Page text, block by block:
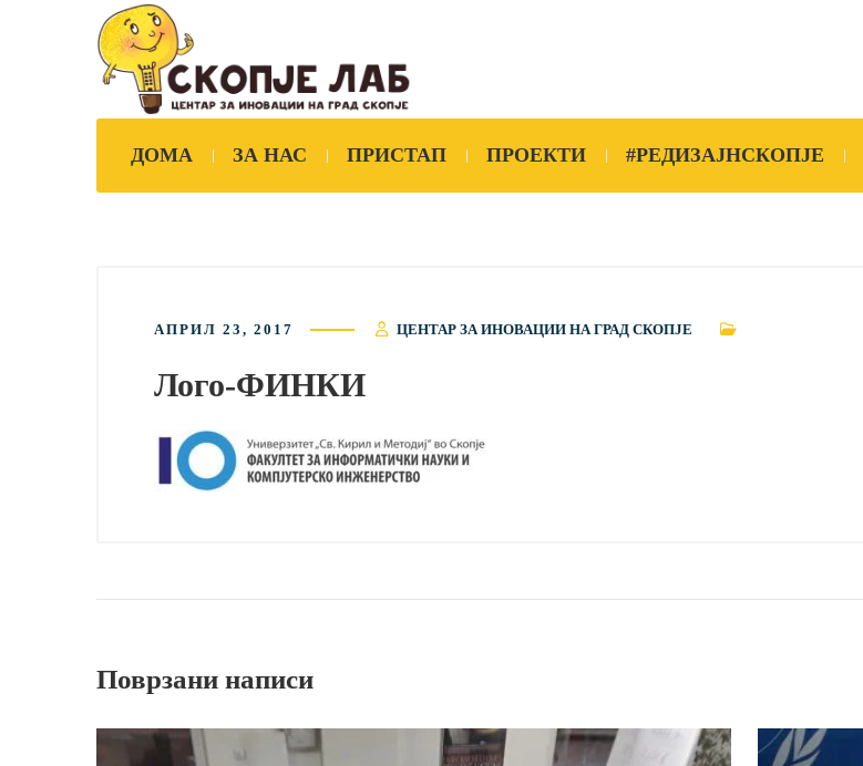
ДОМА ЗА НАС ПРИСТАП ПРОЕКТИ #РЕДИЗАЈНСКОПЈЕ
АПРИЛ 23, 2017 ЦЕНТАР ЗА ИНОВАЦИИ НА ГРАД СКОПЈЕ
Лого-ФИНКИ
Поврзани написи